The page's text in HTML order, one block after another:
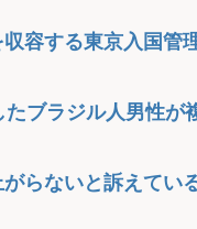
容する東京入国管
ブラジル人男性が
らないと訴えてい